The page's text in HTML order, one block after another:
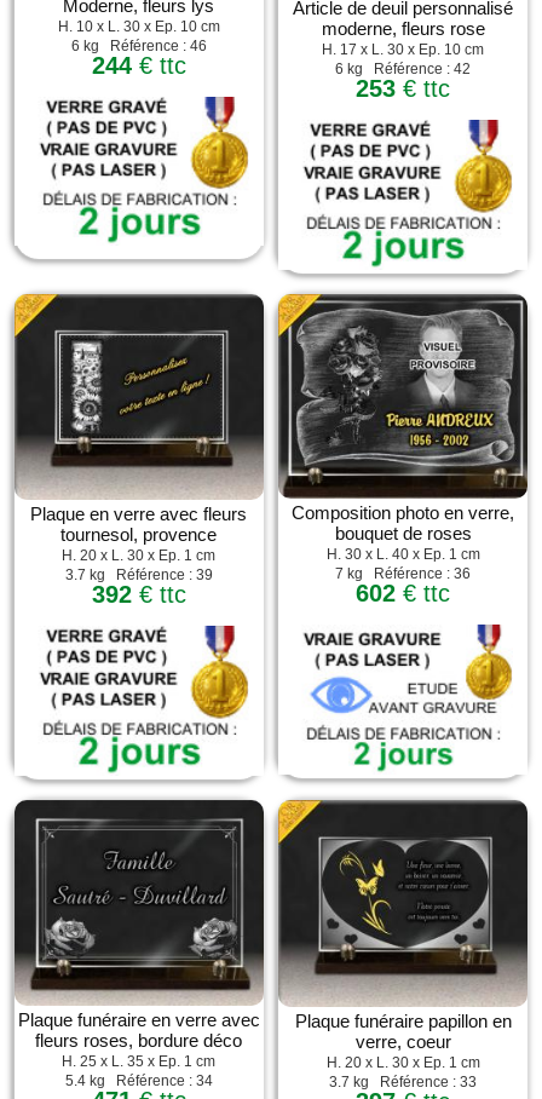
Moderne, fleurs lys
H. 10 x L. 30 x Ep. 10 cm
6 kg Référence : 46
244€ ttc
Article de deuil personnalisé
moderne, fleurs rose
H. 17 x L. 30 x Ep. 10 cm
6 kg Référence : 42
253 € ttc
Plaque en verre avec fleurs
tournesol, provence
H. 20 x L. 30 x Ep. 1 cm
3.7 kg Référence : 39
392€ ttc
Composition photo en verre,
bouquet de roses
H. 30 x L. 40 x Ep. 1 cm
7 kg Référence : 36
602 € ttc
Plaque funéraire en verre avec
fleurs roses, bordure déco
H. 25 x L. 35 x Ep. 1 cm
5.4 kg Référence : 34
Plaque funéraire papillon en
verre, coeur
H. 20 x L. 30 x Ep. 1 cm
3.7 kg Référence : 33